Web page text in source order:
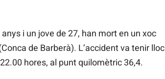
i un jove de 27, han mort en un xoc
de Barberà). L’accident va tenir lloc
hores, al punt quilomètric 36,4.